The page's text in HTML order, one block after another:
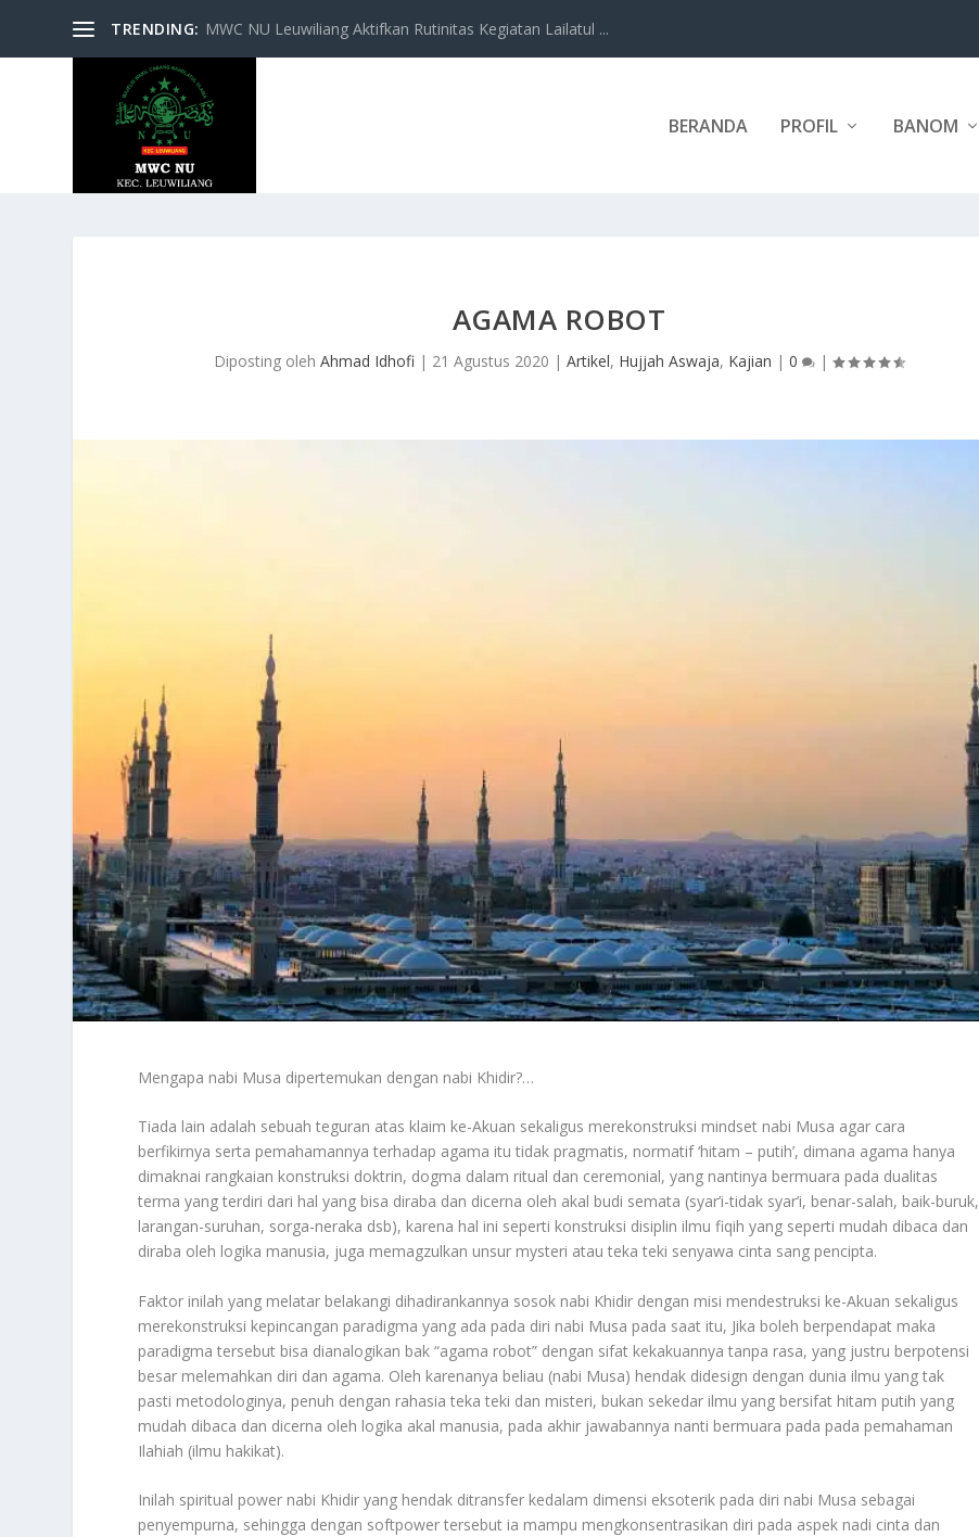
TRENDING: MWC NU Leuwiliang Aktifkan Rutinitas Kegiatan Lailatul ...
BERANDA PROFIL BANOM
AGAMA ROBOT
Diposting oleh Ahmad Idhofi | 21 Agustus 2020 | Artikel, Hujjah Aswaja, Kajian | 0 |
Mengapa nabi Musa dipertemukan dengan nabi Khidir?…
Tiada lain adalah sebuah teguran atas klaim ke-Akuan sekaligus merekonstruksi mindset nabi Musa agar cara
berfikirnya serta pemahamannya terhadap agama itu tidak pragmatis, normatif ‘hitam – putih’, dimana agama hanya
dimaknai rangkaian konstruksi doktrin, dogma dalam ritual dan ceremonial, yang nantinya bermuara pada dualitas
terma yang terdiri dari hal yang bisa diraba dan dicerna oleh akal budi semata (syar’i-tidak syar’i, benar-salah, baik-buruk,
larangan-suruhan, sorga-neraka dsb), karena hal ini seperti konstruksi disiplin ilmu fiqih yang seperti mudah dibaca dan
diraba oleh logika manusia, juga memagzulkan unsur mysteri atau teka teki senyawa cinta sang pencipta.
Faktor inilah yang melatar belakangi dihadirankannya sosok nabi Khidir dengan misi mendestruksi ke-Akuan sekaligus
merekonstruksi kepincangan paradigma yang ada pada diri nabi Musa pada saat itu, Jika boleh berpendapat maka
paradigma tersebut bisa dianalogikan bak “agama robot” dengan sifat kekakuannya tanpa rasa, yang justru berpotensi
besar melemahkan diri dan agama. Oleh karenanya beliau (nabi Musa) hendak didesign dengan dunia ilmu yang tak
pasti metodologinya, penuh dengan rahasia teka teki dan misteri, bukan sekedar ilmu yang bersifat hitam putih yang
mudah dibaca dan dicerna oleh logika akal manusia, pada akhir jawabannya nanti bermuara pada pada pemahaman
Ilahiah (ilmu hakikat).
Inilah spiritual power nabi Khidir yang hendak ditransfer kedalam dimensi eksoterik pada diri nabi Musa sebagai
penyempurna, sehingga dengan softpower tersebut ia mampu mengkonsentrasikan diri pada aspek nadi cinta dan